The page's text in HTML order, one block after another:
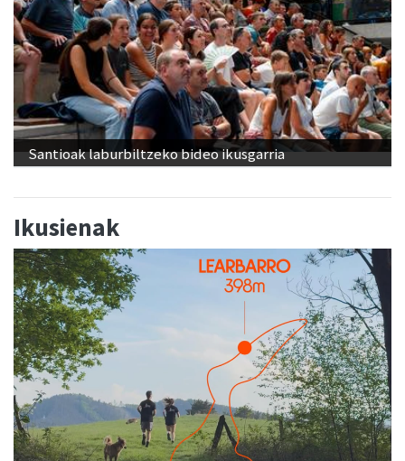
Santioak laburbiltzeko bideo ikusgarria
Ikusienak